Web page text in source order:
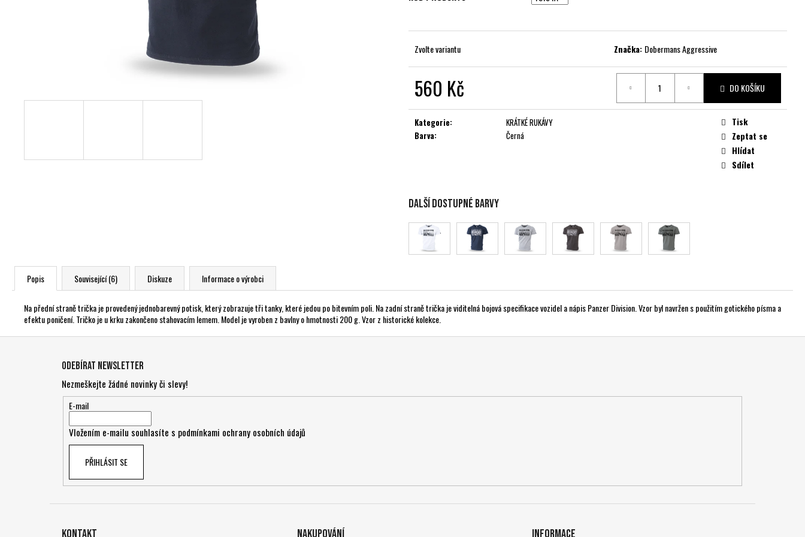
Zvolte variantu Značka: Dobermans Aggressive
560 Kč
cena:
DO KOŠÍKU
Kategorie:
KRÁTKÉ RUKÁVY
Barva: Černá
Tisk
Zeptat se
Hlídat
Sdílet
Další dostupné barvy
Popis Související (6) Diskuze Informace o výrobci
Na přední straně trička je provedený jednobarevný potisk, který zobrazuje tři tanky, které jedou po bitevním poli. Na zadní straně trička je viditelná bojová specifikace vozidel a nápis Panzer Division. Vzor byl navržen s použitím gotického písma a
efektu poničení. Tričko je u krku zakončeno stahovacím lemem. Model je vyroben z bavlny o hmotnosti 200 g. Vzor z historické kolekce.
Odebírat newsletter
Nezmeškejte žádné novinky či slevy!
E-mail
Vložením e-mailu souhlasíte s podmínkami ochrany osobních údajů
PŘIHLÁSIT SE
Kontakt Nakupování Informace